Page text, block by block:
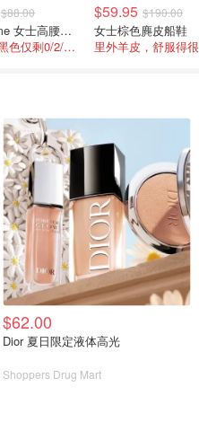
$88.00
Softstreme 女士高腰短裤 4英寸
3降必抢 黑色仅剩0/2/4码
$59.95 $190.00
女士棕色麂皮船鞋
里外羊皮，舒服得很
$62.00
Dior 夏日限定液体高光
Shoppers Drug Mart